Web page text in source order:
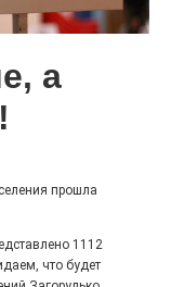
а
прошла
1112
что будет